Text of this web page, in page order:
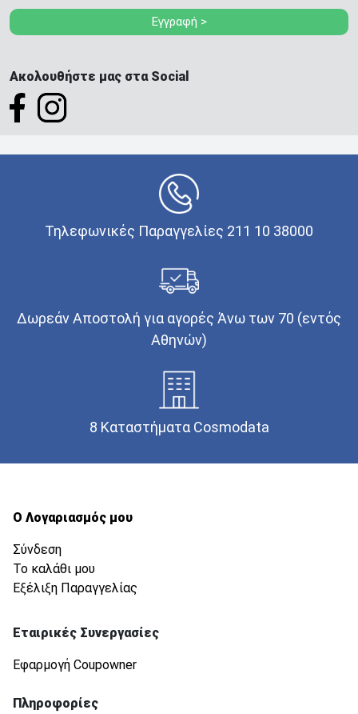
Εγγραφή >
Ακολουθήστε μας στα Social
Τηλεφωνικές Παραγγελίες 211 10 38000
Δωρεάν Αποστολή για αγορές Άνω των 70 (εντός
Αθηνών)
8 Καταστήματα Cosmodata
Ο Λογαριασμός μου
Σύνδεση
Το καλάθι μου
Εξέλιξη Παραγγελίας
Εταιρικές Συνεργασίες
Εφαρμογή Coupowner
Πληροφορίες